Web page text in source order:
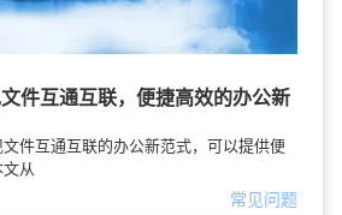
件互通互联，便捷高效的办公新
件互通互联的办公新范式，可以提供便
从
常见问题